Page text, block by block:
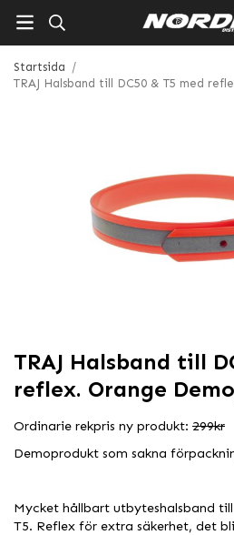
Startsida /
TRAJ Halsband till DC50 & T5 med
TRAJ Halsband till
reflex. Orange
Ordinarie rekpris ny produkt: 299kr
Demoprodukt som sakna
Mycket hållbart utbyteshalsband
T5. Reflex för extra säkerhet, det